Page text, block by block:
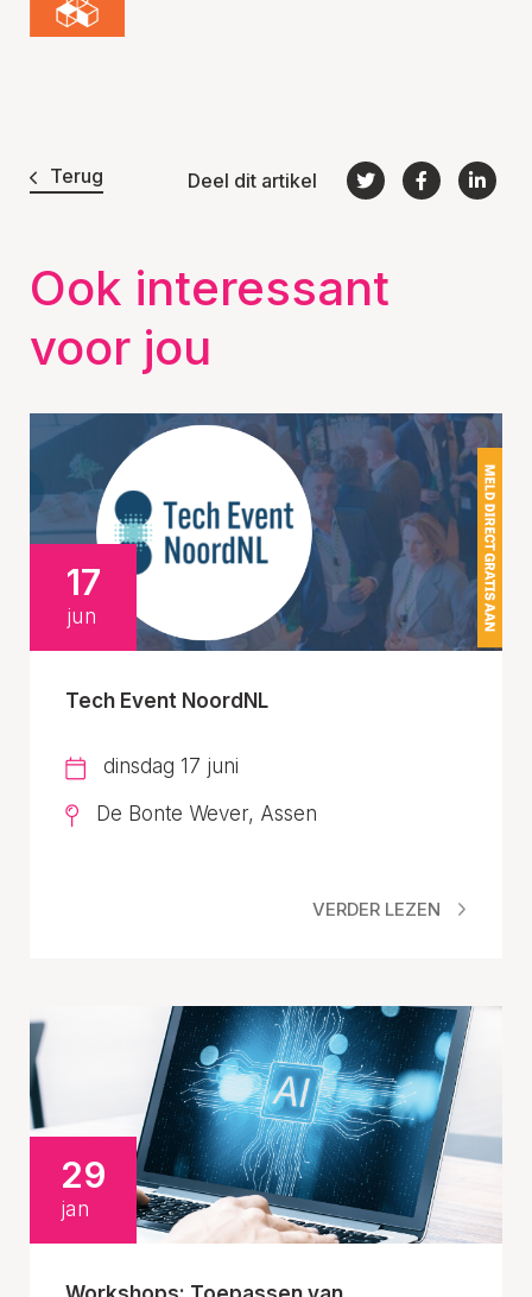
Terug Deel dit artikel
Ook interessant
voor jou
17
jun
Tech Event NoordNL
dinsdag 17 juni
De Bonte Wever, Assen
VERDER LEZEN
29
jan